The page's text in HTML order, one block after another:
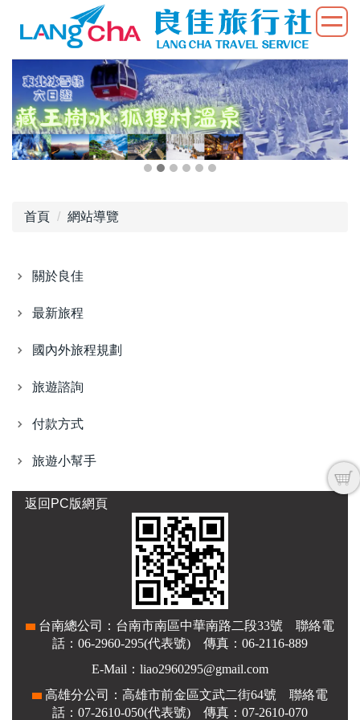
首頁 網站導覽
關於良佳
最新旅程
國內外旅程規劃
旅遊諮詢
付款方式
旅遊小幫手
返回PC版網頁
台南總公司：台南市南區中華南路二段33號 聯絡電
話：06-2960-295(代表號) 傳真：06-2116-889
E-Mail：liao2960295@gmail.com
高雄分公司：高雄市前金區文武二街64號 聯絡電
話：07-2610-050(代表號) 傳真：07-2610-070